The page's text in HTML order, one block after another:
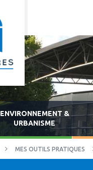
ENVIRONNEMENT &
URBANISME
MES OUTILS PRATIQUES